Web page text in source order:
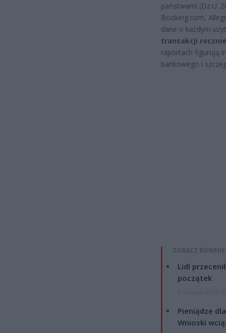
państwami (Dz.U.
Booking.com,
dane o każdym
transakcji
raportach figurują
bankowego i
ZOBACZ
Lidl
początek
Pieniądze
Wnioski